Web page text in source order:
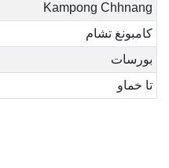
Kampong Chhnang
كامبونغ تشام
بورسات
تا خماو